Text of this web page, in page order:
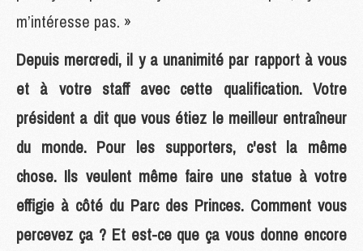
m’intéresse pas. »
Depuis mercredi, il y a unanimité par rapport à vous
et à votre staff avec cette qualification. Votre
président a dit que vous étiez le meilleur entraîneur
du monde. Pour les supporters, c'est la même
chose. Ils veulent même faire une statue à votre
effigie à côté du Parc des Princes. Comment vous
percevez ça ? Et est-ce que ça vous donne encore